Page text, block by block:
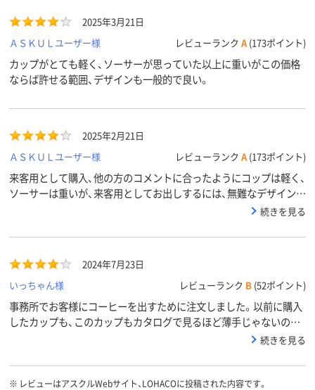
2025年3月21日
ＡＳＫＵＬユーザー様
レビューランク A (173ポイント)
カップがとても軽く、ソーサーが思っていた以上に重いがこの価格
ならば許せる範囲、デザインも一般的で良い。
2025年2月21日
ＡＳＫＵＬユーザー様
レビューランク A (173ポイント)
来客用として購入、他の方のコメントに合ったようにコップは軽く、
ソーサーは重いが、来客用としてお出しするには、無難なデザインで
オールマイティ＆価格が手ごろでよい商品だと思います。続きを見る
2024年7月23日
いっちゃん様
レビューランク B (52ポイント)
事務所でお客様にコーヒーを出すために注文しました。以前に購入
したカップも、このカップもカタログで見るほど薄手じゃないので
届いたときに？と思いましたが、スマートな感じがするので使用し
続きを見る
※ レビューはアスクルWebサイト、LOHACOに投稿された内容です。